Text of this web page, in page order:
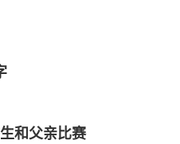
和父亲比赛